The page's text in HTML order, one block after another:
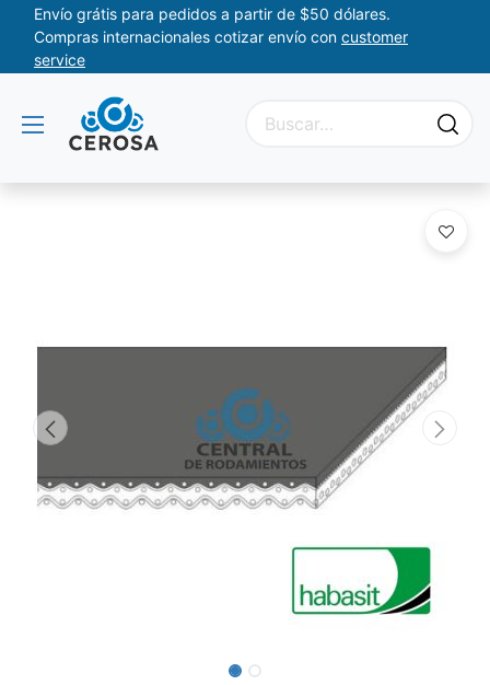
Envío grátis para pedidos a partir de $50 dólares.
Compras internacionales cotizar envío con customer
service